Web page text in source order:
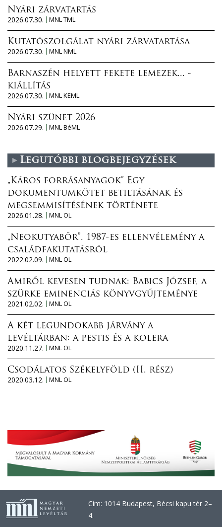
Nyári zárvatartás
2026.07.30.
MNL TML
Kutatószolgálat nyári zárvatartása
2026.07.30.
MNL NML
Barnaszén helyett fekete lemezek... -
kiállítás
2026.07.30.
MNL KEML
Nyári szünet 2026
2026.07.29.
MNL BéML
Legutóbbi blogbejegyzések
„Káros forrásanyagok” Egy
dokumentumkötet betiltásának és
megsemmisítésének története
2026.01.28.
MNL OL
„Neokutyabőr”. 1987-es ellenvélemény a
családfakutatásról
2022.02.09.
MNL OL
Amiről kevesen tudnak: Babics József, a
szürke eminenciás könyvgyűjteménye
2021.02.02.
MNL OL
A két legundokabb járvány a
levéltárban: a pestis és a kolera
2020.11.27.
MNL OL
Csodálatos Székelyföld (II. rész)
2020.03.12.
MNL OL
Cím: 1014 Budapest, Bécsi kapu tér 2–
4.